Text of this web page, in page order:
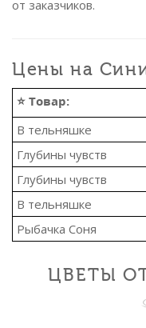
от заказчиков.
Цены на
⭐ Товар:
В тельняшке
Глубины чувств
Глубины чувств
В тельняшке
Рыбачка Соня
ЦВЕТЫ ОТ